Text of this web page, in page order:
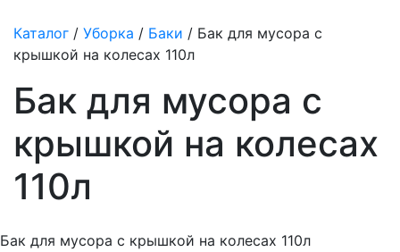
Каталог / Уборка / Баки / Бак для мусора с
крышкой на колесах 110л
Бак для мусора с
крышкой на колесах
110л
Бак для мусора с крышкой на колесах 110л